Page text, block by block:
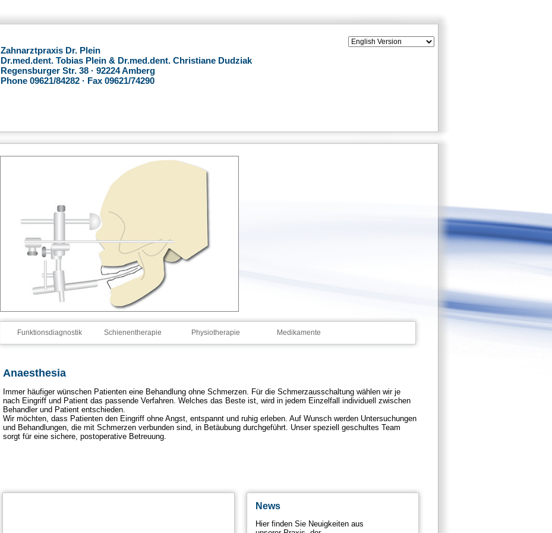
Zahnarztpraxis Dr. Plein
Dr.med.dent. Tobias Plein & Dr.med.dent. Christiane Dudziak
Regensburger Str. 38 · 92224 Amberg
Phone 09621/84282 · Fax 09621/74290
Funktionsdiagnostik Schienentherapie Physiotherapie Medikamente
Anaesthesia
Immer häufiger wünschen Patienten eine Behandlung ohne Schmerzen. Für die Schmerzausschaltung wählen wir je
nach Eingriff und Patient das passende Verfahren. Welches das Beste ist, wird in jedem Einzelfall individuell zwischen
Behandler und Patient entschieden.
Wir möchten, dass Patienten den Eingriff ohne Angst, entspannt und ruhig erleben. Auf Wunsch werden Untersuchungen
und Behandlungen, die mit Schmerzen verbunden sind, in Betäubung durchgeführt. Unser speziell geschultes Team
sorgt für eine sichere, postoperative Betreuung.
News
Hier finden Sie Neuigkeiten aus